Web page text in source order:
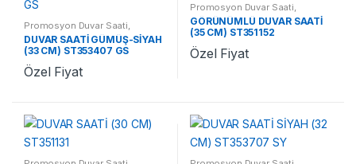
Promosyon Duvar Saati
Promosyon Saatler
DUVAR SAATİ GÜMÜŞ-SİYAH
(33 CM) ST353407 GS
Özel Fiyat
Promosyon Duvar Saati
Promosyon Saatler
GÖRÜNÜMLÜ DUVAR SAATİ
(35 CM) ST351152
Özel Fiyat